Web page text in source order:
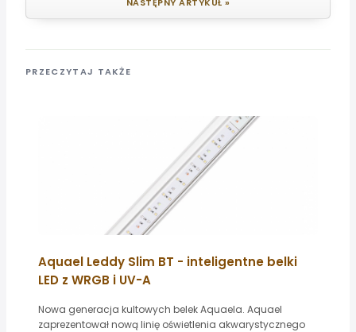
PRZECZYTAJ TAKŻE
Aquael Leddy Slim BT - inteligentne belki
LED z WRGB i UV-A
Nowa generacja kultowych belek Aquaela. Aquael
zaprezentował nową linię oświetlenia akwarystycznego